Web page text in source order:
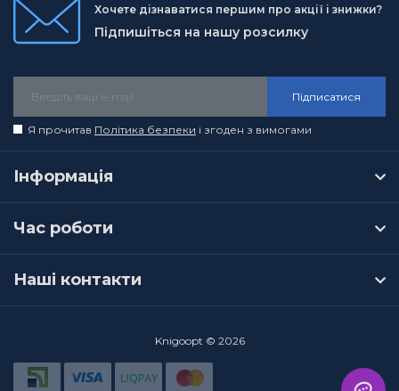
Хочете дізнаватися першим про акції і знижки?
Підпишіться на нашу розсилку
Підписатися
Я прочитав Політика безпеки і згоден з вимогами
Інформація
Час роботи
Наші контакти
Knigoopt © 2026